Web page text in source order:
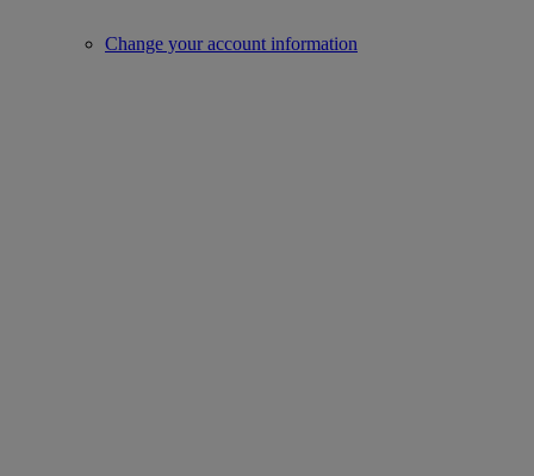
Change your account information